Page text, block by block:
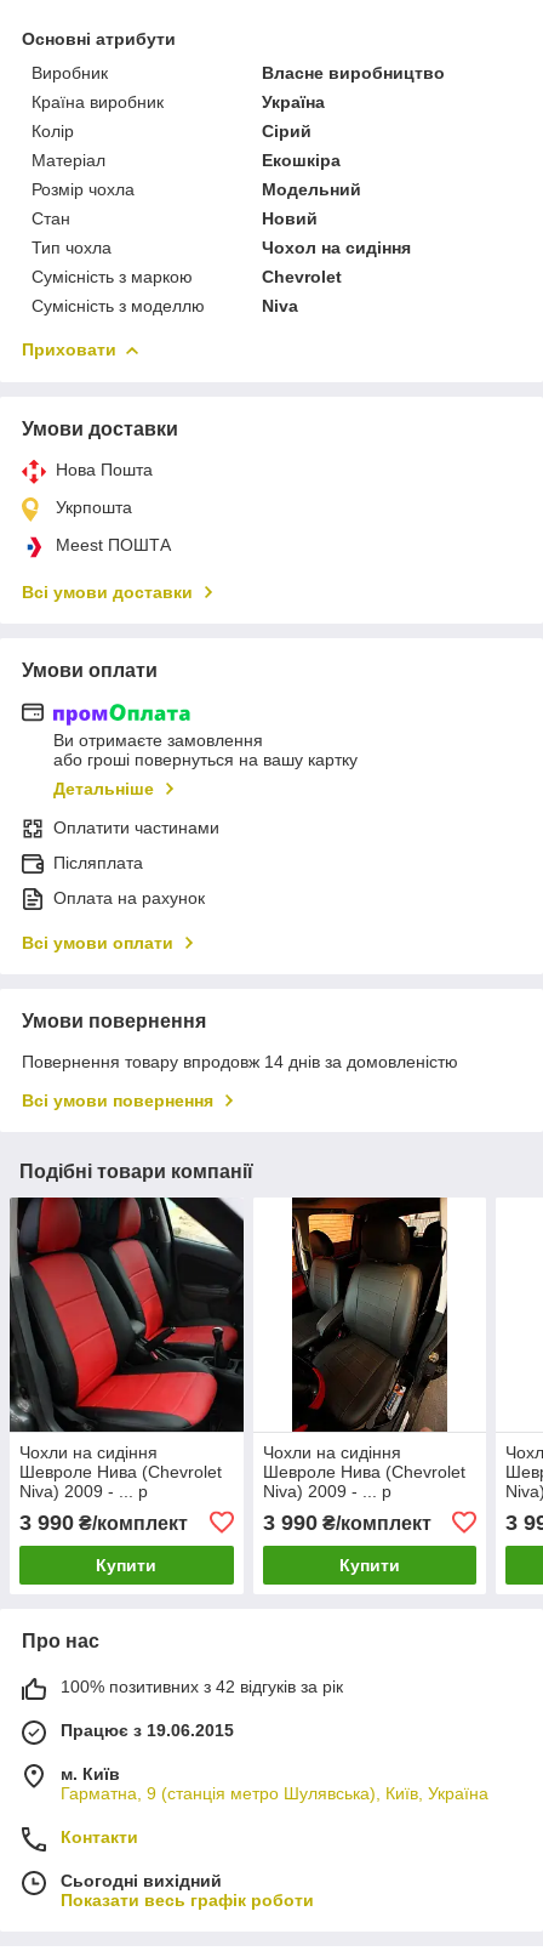
Основні атрибути
Виробник
Власне виробництво
Країна виробник
Україна
Колір
Сірий
Матеріал
Екошкіра
Розмір чохла
Модельний
Стан
Новий
Тип чохла
Чохол на сидіння
Сумісність з маркою
Chevrolet
Сумісність з моделлю
Niva
Приховати
Умови доставки
Нова Пошта
Укрпошта
Meest ПОШТА
Всі умови доставки
Умови оплати
Ви отримаєте замовлення
або гроші повернуться на вашу картку
Детальніше
Оплатити частинами
Післяплата
Оплата на рахунок
Всі умови оплати
Умови повернення
Повернення товару впродовж 14 днів за домовленістю
Всі умови повернення
Подібні товари компанії
Чохли на сидіння
Шевроле Нива (Chevrolet
Niva) 2009 - ... р
підголовник) Чорно-білий
3 990 ₴/комплект
Купити
Чохли на сидіння
Шевроле Нива (Chevrolet
Niva) 2009 - ... р
підголовник)
3 990₴/комплект
Купити
3
Про нас
100% позитивних з 42 відгуків за рік
Працює з 19.06.2015
м. Київ
Гарматна, 9 (станція метро Шулявська), Київ, Україна
Контакти
Сьогодні вихідний
Показати весь графік роботи